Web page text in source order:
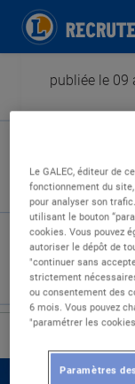
publiée le 09
Type de
Expérience :
Études :
Le GALEC, éditeur de
fonctionnement du
pour analyser son
utilisant le bouton
cookies. Vous pouvez
autoriser le dépôt de
"continuer sans
strictement
ou consentement des
6 mois. Vous pouvez
"paramétrer les
Paramètres